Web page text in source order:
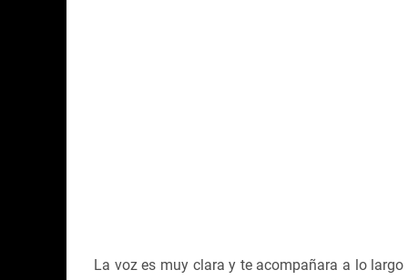
La voz es muy clara y te acompañara a lo